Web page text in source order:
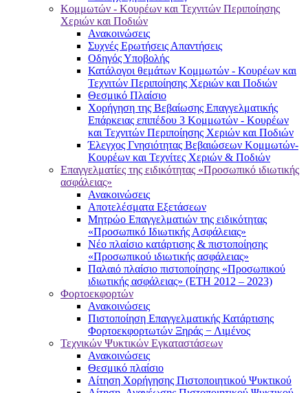
Κομμωτών - Κουρέων και Τεχνιτών Περιποίησης
Χεριών και Ποδιών
Ανακοινώσεις
Συχνές Ερωτήσεις Απαντήσεις
Οδηγός Υποβολής
Κατάλογοι θεμάτων Κομμωτών - Κουρέων και
Τεχνιτών Περιποίησης Χεριών και Ποδιών
Θεσμικό Πλαίσιο
Χορήγηση της Βεβαίωσης Επαγγελματικής
Επάρκειας επιπέδου 3 Κομμωτών - Κουρέων
και Τεχνιτών Περιποίησης Χεριών και Ποδιών
Έλεγχος Γνησιότητας Βεβαιώσεων Κομμωτών-
Κουρέων και Τεχνίτες Χεριών & Ποδιών
Επαγγελματίες της ειδικότητας «Προσωπικό ιδιωτικής
ασφάλειας»
Ανακοινώσεις
Αποτελέσματα Εξετάσεων
Μητρώο Επαγγελματιών της ειδικότητας
«Προσωπικό Ιδιωτικής Ασφάλειας»
Νέο πλαίσιο κατάρτισης & πιστοποίησης
«Προσωπικού ιδιωτικής ασφάλειας»
Παλαιό πλαίσιο πιστοποίησης «Προσωπικού
ιδιωτικής ασφάλειας» (ΕΤΗ 2012 – 2023)
Φορτοεκφορτών
Ανακοινώσεις
Πιστοποίηση Επαγγελματικής Κατάρτισης
Φορτοεκφορτωτών Ξηράς − Λιμένος
Τεχνικών Ψυκτικών Εγκαταστάσεων
Ανακοινώσεις
Θεσμικό πλαίσιο
Αίτηση Χορήγησης Πιστοποιητικού Ψυκτικού